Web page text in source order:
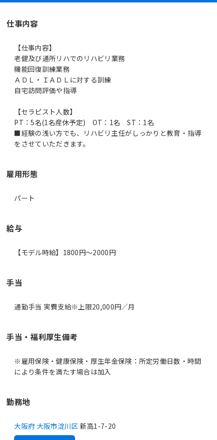
仕事内容
【仕事内容】
老健及び通所リハでのリハビリ業務
機能回復訓練業務
ＡＤＬ・ＩＡＤＬに対する訓練
自宅訪問評価や指導
【セラピスト人数】
PT：5名(1名産休予定) OT：1名 ST：1名
■経験の浅い方でも、リハビリ主任がしっかりと教育・指導
をさせていただきます。
雇用形態
パート
給与
【モデル時給】1800円〜2000円
手当
通勤手当 実費支給※上限20,000円／月
手当・福利厚生備考
※雇用保険・健康保険・厚生年金保険：所定労働日数・時間
により条件を満たす場合は加入
勤務地
大阪府 大阪市淀川区 新高1-7-20